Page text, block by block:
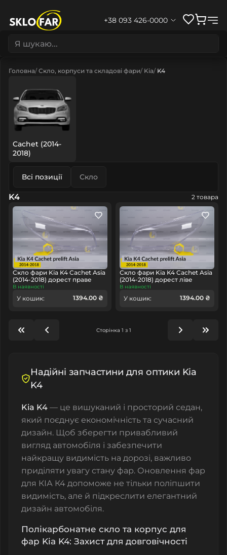
+38 093 426-0000
Головна Скло, корпуси та складові фари Kia K4
Cachet (2014-
2018)
Всі позиції Скло
K4 2 товара
Скло фари Kia K4 Cachet Asia
(2014-2018) дорест праве
В наявності
У кошик: 1394.00 ₴
Скло фари Kia K4 Cachet Asia
(2014-2018) дорест ліве
В наявності
У кошик: 1394.00 ₴
Сторінка 1 з 1
Надійні запчастини для оптики Kia
K4
Kia K4 — це вишуканий і просторий седан,
який поєднує економічність та сучасний
дизайн. Щоб зберегти привабливий
вигляд автомобіля і забезпечити
найкращу видимість на дорозі, важливо
приділяти увагу стану фар. Оновлення фар
для КІА К4 допоможе не тільки поліпшити
видимість, але й підкреслити елегантний
дизайн автомобіля.
Полікарбонатне скло та корпус для
фар Kia K4: Захист для довговічності